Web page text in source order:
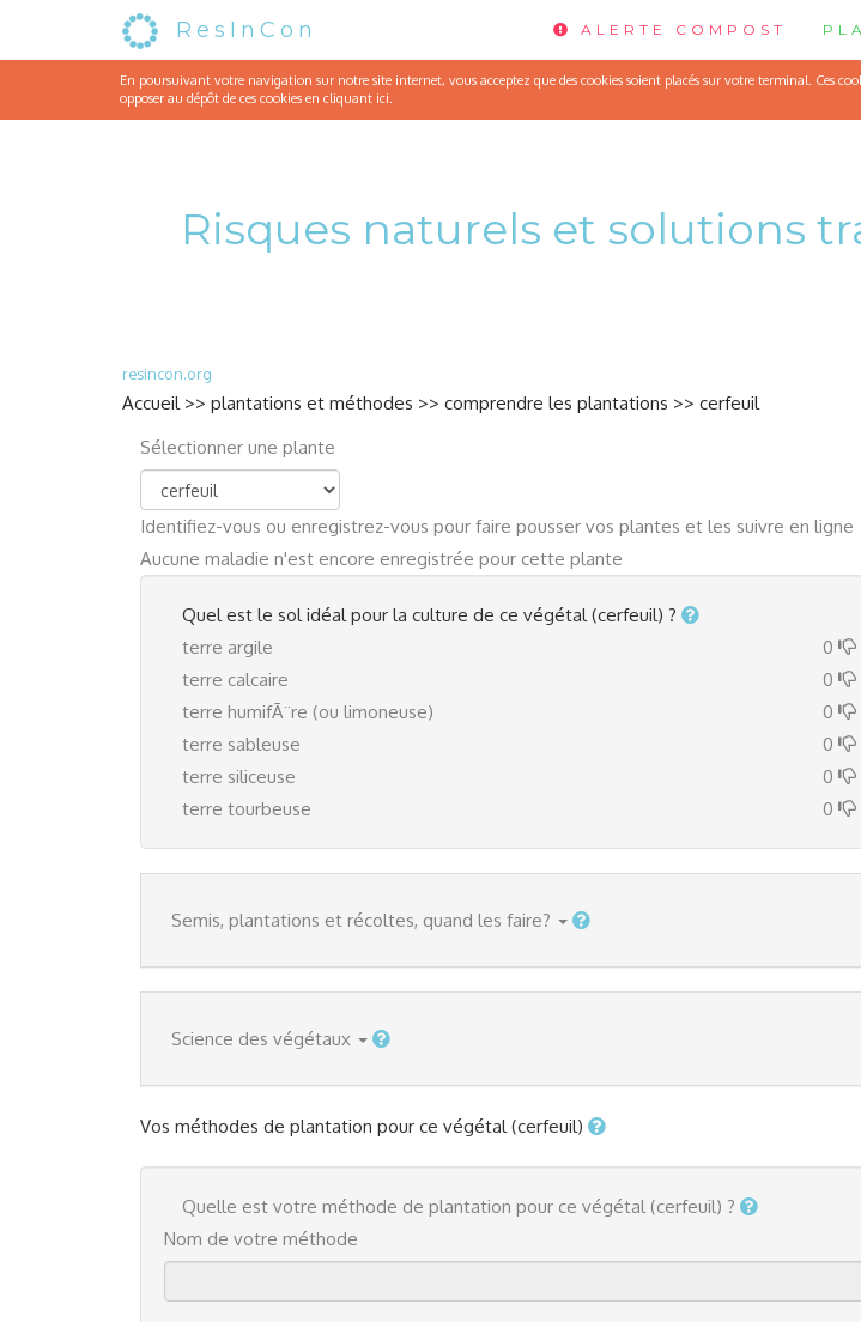
ResInCon ALERTE COMPOST
En poursuivant votre navigation sur notre site internet, vous acceptez que des cookies soient placés sur votre terminal. Ces
opposer au dépôt de ces cookies en cliquant ici.
C'est le mois de faire les
Risques naturels et solutions
resincon.org
Accueil>> plantations et méthodes >> comprendre les plantations >> cerfeuil
Sélectionner une plante
Identifiez-vous ou enregistrez-vous pour faire pousser vos plantes et les suivre en ligne
Aucune maladie n'est encore enregistrée pour cette plante
Quel est le sol idéal pour la culture de ce végétal (cerfeuil) ?
terre argile
0
terre calcaire
0
terre humifÃ¨re (ou limoneuse)
0
terre sableuse
0
terre siliceuse
0
terre tourbeuse
0
Semis, plantations et récoltes, quand les faire?
Science des végétaux
Vos méthodes de plantation pour ce végétal (cerfeuil)
Quelle est votre méthode de plantation pour ce végétal (cerfeuil) ?
Nom de votre méthode